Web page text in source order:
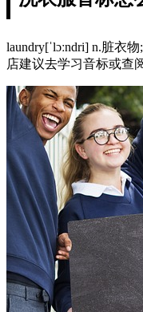
laundry[ˈlɔːndri] n.脏衣
店建议去学习音标或查